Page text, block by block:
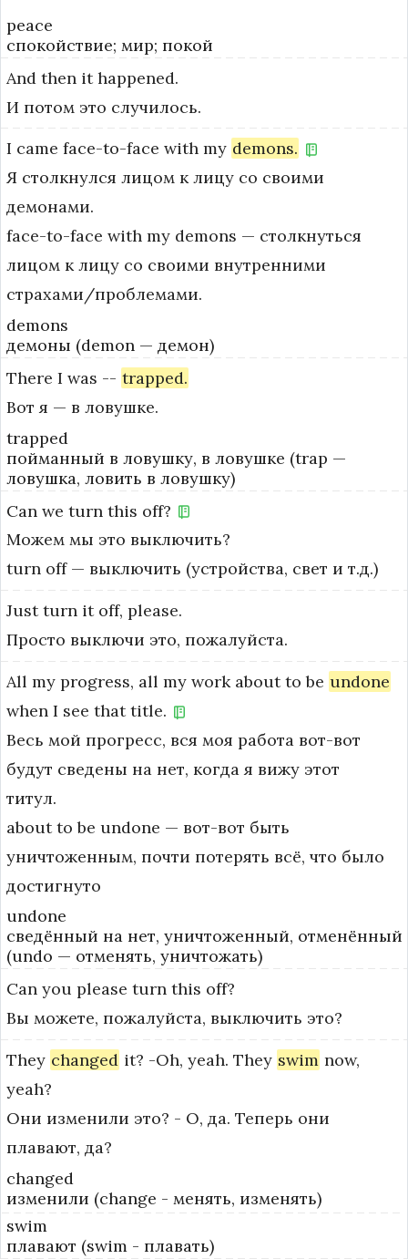
peace
спокойствие; мир; покой
And then it happened.
И потом это случилось.
I came face-to-face with my demons.
Я столкнулся лицом к лицу со своими
демонами.
face-to-face with my demons — столкнуться
лицом к лицу со своими внутренними
страхами/проблемами.
demons
демоны (demon — демон)
There I was -- trapped.
Вот я — в ловушке.
trapped
пойманный в ловушку, в ловушке (trap —
ловушка, ловить в ловушку)
Can we turn this off?
Можем мы это выключить?
turn off — выключить (устройства, свет и т.д.)
Just turn it off, please.
Просто выключи это, пожалуйста.
All my progress, all my work about to be undone
when I see that title.
Весь мой прогресс, вся моя работа вот-вот
будут сведены на нет, когда я вижу этот
титул.
about to be undone — вот-вот быть
уничтоженным, почти потерять всё, что было
достигнуто
undone
сведённый на нет, уничтоженный, отменённый
(undo — отменять, уничтожать)
Can you please turn this off?
Вы можете, пожалуйста, выключить это?
They changed it? -Oh, yeah. They swim now,
yeah?
Они изменили это? - О, да. Теперь они
плавают, да?
changed
изменили (change - менять, изменять)
swim
плавают (swim - плавать)